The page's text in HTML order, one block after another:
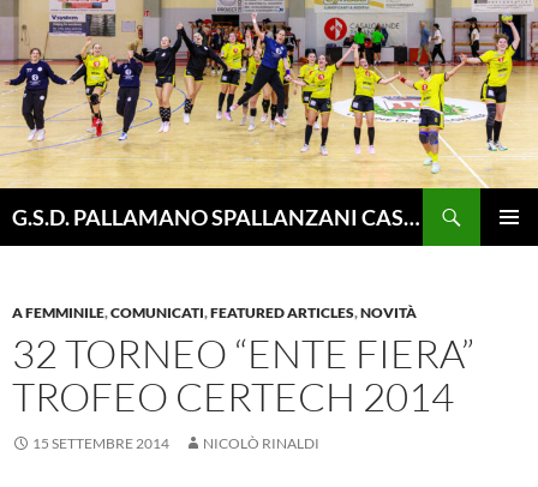
Vai
contenuto
G.S.D. PALLAMANO SPALLANZANI CASALGRANDE
A FEMMINILE,COMUNICATI,FEATURED ARTICLES,NOVITÀ
32 TORNEO “ENTE FIERA”
TROFEO CERTECH 2014
15 SETTEMBRE 2014 NICOLÒ RINALDI